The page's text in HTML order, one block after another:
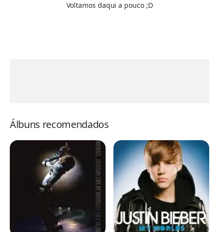
Voltamos daqui a pouco ;D
Álbuns recomendados